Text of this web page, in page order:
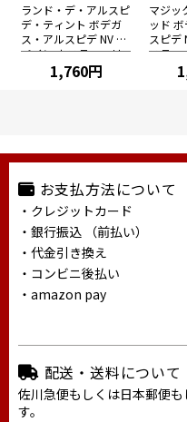
ランド・デ・アルスピ
デ・ティント ボデガ
ス・アルスピデ NV ス
ペイン カスティーリ
ャ・ラ・マンチャ 赤
ワイン（低アルコール
1,760円
マジッ
ッド
スピデ
スティ
ンチャ
アルコ
お支払方法について
・クレジットカード
・銀行振込 （前払い）
・代金引き換え
・コンビニ後払い
・amazon pay
配送・送料について
佐川急便もしくは日本郵便
す。